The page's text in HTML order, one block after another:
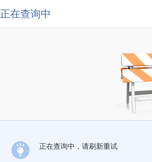
正在查询中
正在查询中，请刷新重试